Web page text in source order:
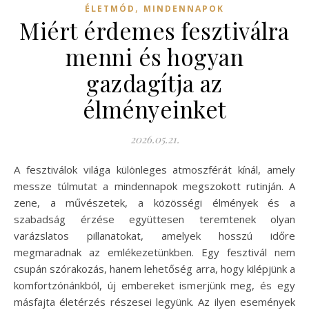
ÉLETMÓD , MINDENNAPOK
Miért érdemes fesztiválra
menni és hogyan
gazdagítja az
élményeinket
2026.05.21.
A fesztiválok világa különleges atmoszférát kínál, amely
messze túlmutat a mindennapok megszokott rutinján. A
zene, a művészetek, a közösségi élmények és a
szabadság érzése együttesen teremtenek olyan
varázslatos pillanatokat, amelyek hosszú időre
megmaradnak az emlékezetünkben. Egy fesztivál nem
csupán szórakozás, hanem lehetőség arra, hogy kilépjünk a
komfortzónánkból, új embereket ismerjünk meg, és egy
másfajta életérzés részesei legyünk. Az ilyen események